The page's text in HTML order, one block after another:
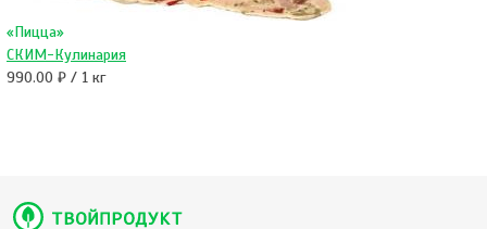
«Пицца»
СКИМ-Кулинария
990.00 ₽ / 1 кг